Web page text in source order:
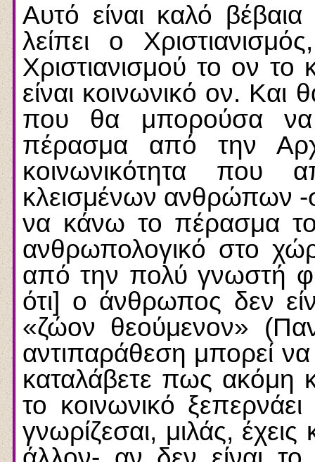
Αυτό είναι καλό
λείπει ο
Χριστιανισμού το ον το
είναι κοινωνικό ον.
που θα μπορούσα να
πέρασμα από την
κοινωνικότητα που
κλεισμένων ανθρώπων -
να κάνω το πέρασμα το
ανθρωπολογικό στο
από την πολύ γνωστή
ότι] ο άνθρωπος δεν
«ζώον θεούμενον»
αντιπαράθεση μπορεί
καταλάβετε πως ακόμη
το κοινωνικό
γνωρίζεσαι, μιλάς,